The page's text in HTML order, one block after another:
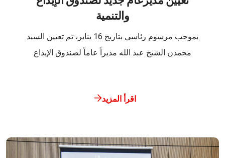
والتنمية
بموجب مرسوم رئاسي بتاريخ 16 يناير، تم تعيين السيد
محمدن الشيخ عبد الله مديراً عاماً لصندوق الإيداع
اقرأ المزيد